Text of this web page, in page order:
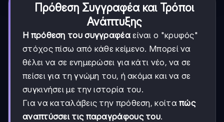
Πρόθεση Συγγραφέα και Τρόποι
Ανάπτυξης
Η πρόθεση του συγγραφέαείναι ο "κρυφός"
στόχος πίσω από κάθε κείμενο. Μπορεί να
θέλει να σε ενημερώσει για κάτι νέο, να σε
πείσει για τη γνώμη του, ή ακόμα και να σε
συγκινήσει με την ιστορία του.
Για να καταλάβεις την πρόθεση, κοίταπώς
αναπτύσσει τις παραγράφους του.